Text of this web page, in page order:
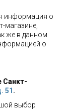
информация о
магазине,
же в данном
о
Санкт-
51 .
выбор